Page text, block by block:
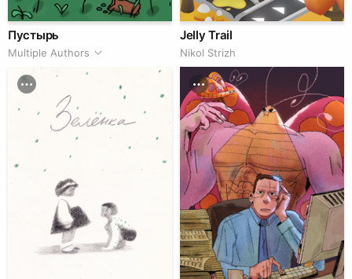
Пустырь
Multiple Authors
Jelly Trail
Nikol Strizh